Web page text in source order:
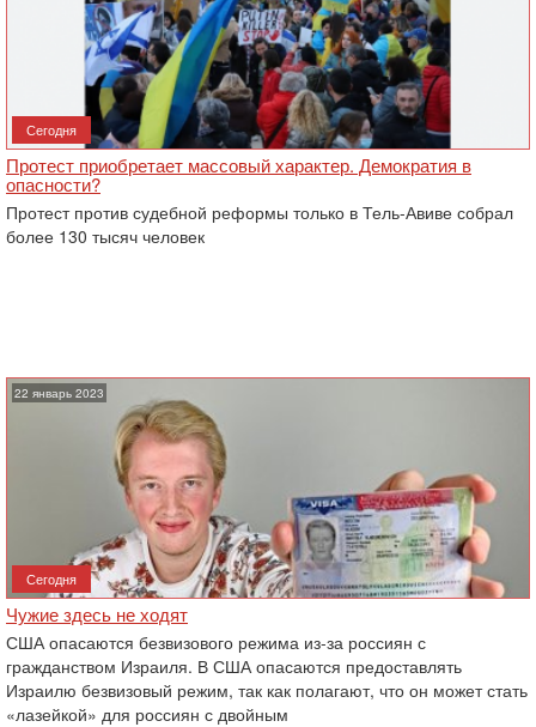
Сегодня
Протест приобретает массовый характер. Демократия в
опасности?
Протест против судебной реформы только в Тель-Авиве собрал
более 130 тысяч человек
22 январь 2023
Сегодня
Чужие здесь не ходят
США опасаются безвизового режима из-за россиян с
гражданством Израиля. В США опасаются предоставлять
Израилю безвизовый режим, так как полагают, что он может стать
«лазейкой» для россиян с двойным